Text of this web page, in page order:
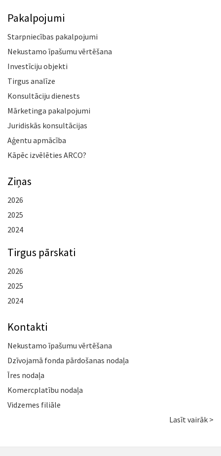
Pakalpojumi
Starpniecības pakalpojumi
Nekustamo īpašumu vērtēšana
Investīciju objekti
Tirgus analīze
Konsultāciju dienests
Mārketinga pakalpojumi
Juridiskās konsultācijas
Aģentu apmācība
Kāpēc izvēlēties ARCO?
Ziņas
2026
2025
2024
Tirgus pārskati
2026
2025
2024
Kontakti
Nekustamo īpašumu vērtēšana
Dzīvojamā fonda pārdošanas nodaļa
Īres nodaļa
Komercplatību nodaļa
Vidzemes filiāle
Lasīt vairāk >